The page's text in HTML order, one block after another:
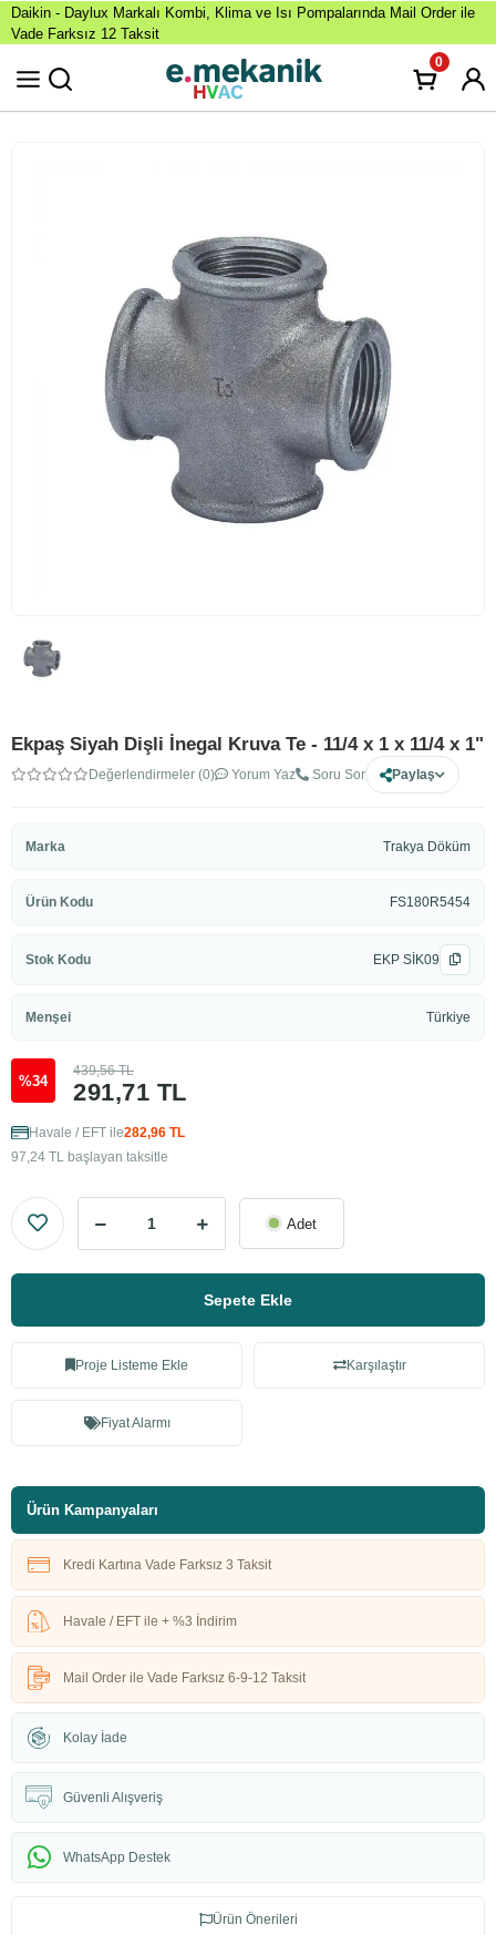
Daikin - Daylux Markalı Kombi, Klima ve Isı Pompalarında Mail Order ile
Vade Farksız 12 Taksit
0
Ekpaş Siyah Dişli İnegal Kruva Te - 11/4 x 1 x 11/4 x 1"
Değerlendirmeler (0) Yorum Yaz Soru Sor Paylaş
Marka Trakya Döküm
Ürün Kodu FS180R5454
Stok Kodu EKP SİK09
Menşei Türkiye
%34 291,71 TL
439,56 TL
Havale / EFT ile282,96 TL
97,24 TL başlayan taksitle
Adet
Sepete Ekle
Proje Listeme Ekle Karşılaştır
Fiyat Alarmı
Ürün Kampanyaları
Kredi Kartına Vade Farksız 3 Taksit
Havale / EFT ile + %3 İndirim
Mail Order ile Vade Farksız 6-9-12 Taksit
Kolay İade
Güvenli Alışveriş
WhatsApp Destek
Ürün Önerileri